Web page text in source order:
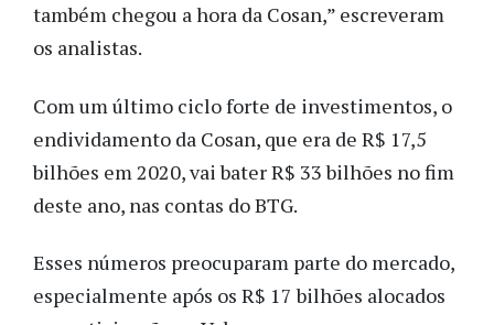
também chegou a hora da Cosan,” escreveram
os analistas.
Com um último ciclo forte de investimentos, o
endividamento da Cosan, que era de R$ 17,5
bilhões em 2020, vai bater R$ 33 bilhões no fim
deste ano, nas contas do BTG.
Esses números preocuparam parte do mercado,
especialmente após os R$ 17 bilhões alocados